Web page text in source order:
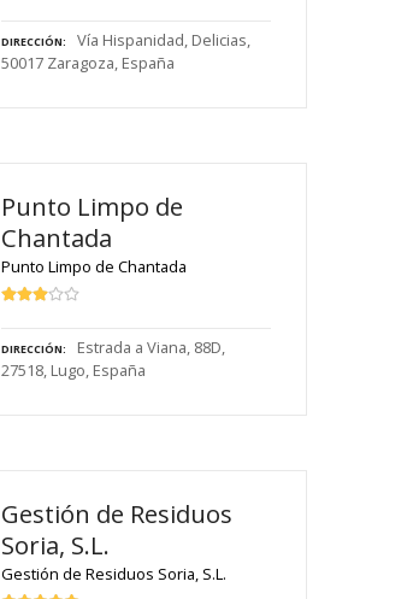
DIRECCIÓN
Vía Hispanidad, Delicias,
50017 Zaragoza, España
Punto Limpo de
Chantada
Punto Limpo de Chantada
DIRECCIÓN
Estrada a Viana, 88D,
27518, Lugo, España
Gestión de Residuos
Soria, S.L.
Gestión de Residuos Soria, S.L.